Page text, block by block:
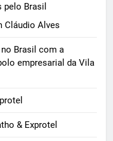
Brasil
Cláudio Alves
Brasil com a
empresarial da Vila
& Exprotel